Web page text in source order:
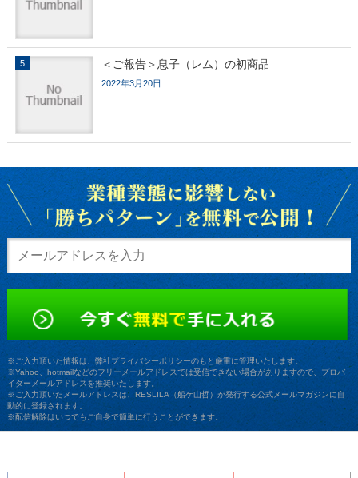
＜ご報告＞息子（レム）の初商品
2022年3月20日
※ご入力頂いた情報は、弊社プライバシーポリシーのもと厳重に管理いたします。
※Yahoo、hotmailなどのフリーメールアドレスでは受信できない場合がありますので、プロバ
イダーメールアドレスを推奨いたします。
※ご入力頂いたメールアドレスは、RESLILA（船ケ山哲）が発行する公式メールマガジンに自
動的に登録されます。
※配信解除はいつでもご自身で簡単に行うことができます。